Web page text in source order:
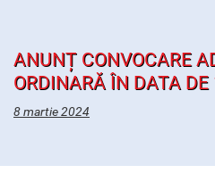
ANUNȚ CONVOCARE
ORDINARĂ ÎN DATA
8 martie 2024